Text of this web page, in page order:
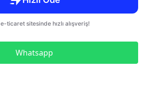
Whatsapp